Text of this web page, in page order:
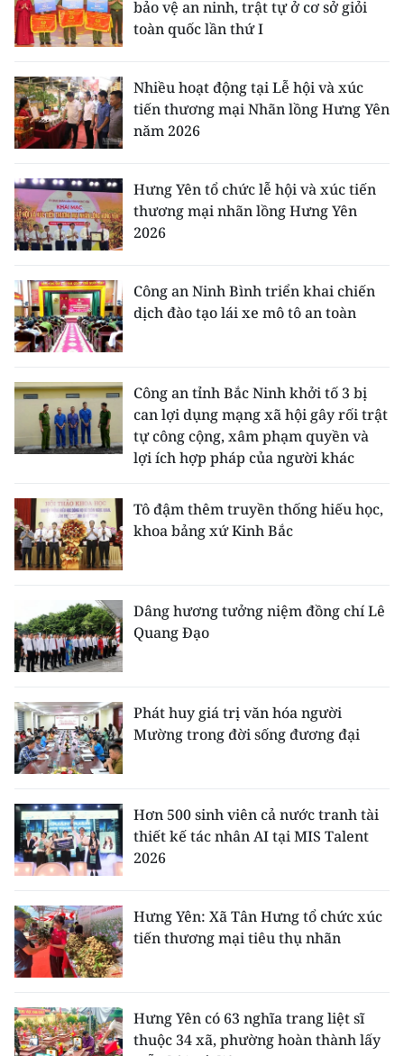
bảo vệ an ninh, trật tự ở cơ sở giỏi
toàn quốc lần thứ I
Nhiều hoạt động tại Lễ hội và xúc
tiến thương mại Nhãn lồng Hưng Yên
năm 2026
Hưng Yên tổ chức lễ hội và xúc tiến
thương mại nhãn lồng Hưng Yên
2026
Công an Ninh Bình triển khai chiến
dịch đào tạo lái xe mô tô an toàn
Công an tỉnh Bắc Ninh khởi tố 3 bị
can lợi dụng mạng xã hội gây rối trật
tự công cộng, xâm phạm quyền và
lợi ích hợp pháp của người khác
Tô đậm thêm truyền thống hiếu học,
khoa bảng xứ Kinh Bắc
Dâng hương tưởng niệm đồng chí Lê
Quang Đạo
Phát huy giá trị văn hóa người
Mường trong đời sống đương đại
Hơn 500 sinh viên cả nước tranh tài
thiết kế tác nhân AI tại MIS Talent
2026
Hưng Yên: Xã Tân Hưng tổ chức xúc
tiến thương mại tiêu thụ nhãn
Hưng Yên có 63 nghĩa trang liệt sĩ
thuộc 34 xã, phường hoàn thành lấy